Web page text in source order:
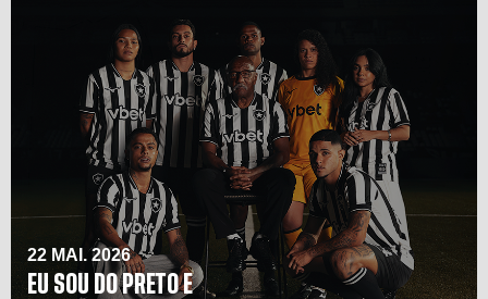
22 MAI. 2026
EU SOU DO PRETO E